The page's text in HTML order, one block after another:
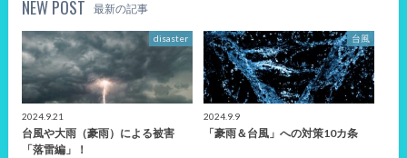
NEW POST 最新の記事
disaster
2024.9.21
台風や大雨（豪雨）による被害
「落雷編」！
台風
2024.9.9
「豪雨＆台風」への対策10カ条